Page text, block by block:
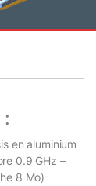
en aluminium
0.9 GHz –
8 Mo)